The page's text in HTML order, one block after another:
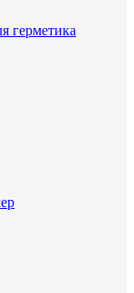
герметика